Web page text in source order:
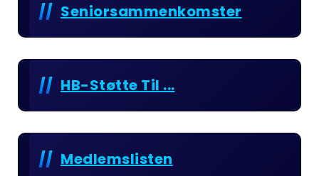
Seniorsammenkomster
HB-Støtte Til ...
Medlemslisten